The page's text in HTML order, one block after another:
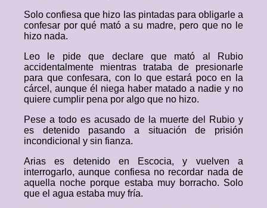
Solo confiesa que hizo las pintadas para obligarle a
confesar por qué mató a su madre, pero que no le
hizo nada.
Leo le pide que declare que mató al Rubio
accidentalmente mientras trataba de presionarle
para que confesara, con lo que estará poco en la
cárcel, aunque él niega haber matado a nadie y no
quiere cumplir pena por algo que no hizo.
Pese a todo es acusado de la muerte del Rubio y
es detenido pasando a situación de prisión
incondicional y sin fianza.
Arias es detenido en Escocia, y vuelven a
interrogarlo, aunque confiesa no recordar nada de
aquella noche porque estaba muy borracho. Solo
que el agua estaba muy fría.